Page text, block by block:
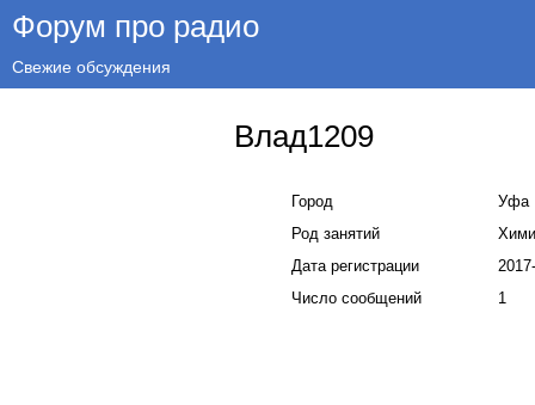
Форум про радио
Свежие обсуждения
Влад1209
Город
Уфа
Род занятий
Дата регистрации
Число сообщений
1